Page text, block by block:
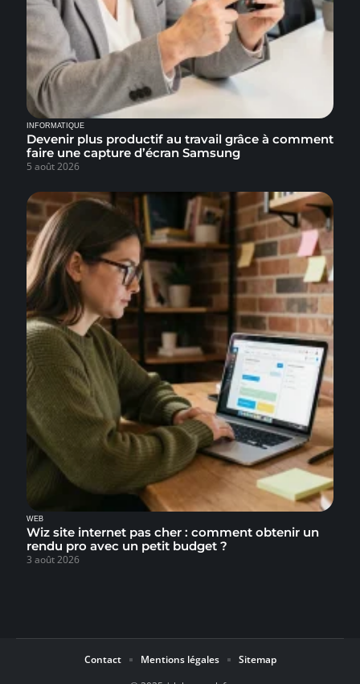
INFORMATIQUE
Devenir plus productif au travail grâce à comment
faire une capture d’écran Samsung
5 août 2026
WEB
Wiz site internet pas cher : comment obtenir un
rendu pro avec un petit budget ?
3 août 2026
Contact Mentions légales Sitemap